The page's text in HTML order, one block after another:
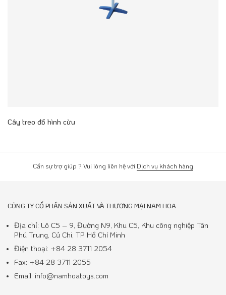
Cây treo đồ hình cừu
Cần sự trợ giúp ? Vui lòng liên hệ với Dịch vụ khách hàng
CÔNG TY CỔ PHẦN SẢN XUẤT VÀ THƯƠNG MẠI NAM HOA
Địa chỉ: Lô C5 – 9, Đường N9, Khu C5, Khu công nghiệp Tân
Phú Trung, Củ Chi, TP. Hồ Chí Minh
Điện thoại: +84 28 3711 2054
Fax: +84 28 3711 2055
Email: info@namhoatoys.com